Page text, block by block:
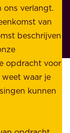
ons verlangt.
van
beschrijven
opdracht voor
waar je
kunnen